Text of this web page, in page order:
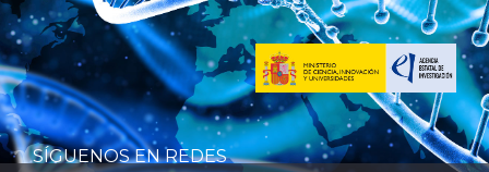
SÍGUENOS EN REDES